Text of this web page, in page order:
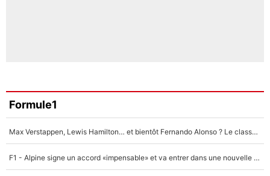
Formule1
Max Verstappen, Lewis Hamilton… et bientôt Fernando Alonso ? Le classement des pilotes les mieux payés en Formule 1 risque de changer !
F1 - Alpine signe un accord «impensable» et va entrer dans une nouvelle dimension : Grande nouvelle pour Pierre Gasly !